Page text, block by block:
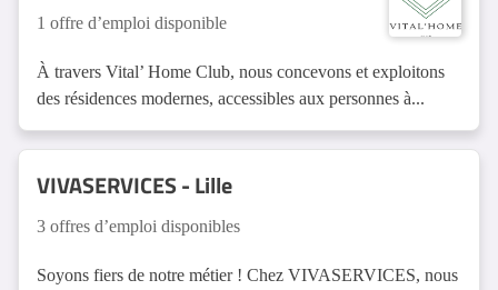
1 offre d’emploi disponible
À travers Vital’ Home Club, nous concevons et exploitons
des résidences modernes, accessibles aux personnes à...
VIVASERVICES - Lille
3 offres d’emploi disponibles
Soyons fiers de notre métier ! Chez VIVASERVICES, nous